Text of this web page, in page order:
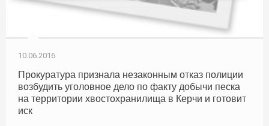
10.06.2016
Прокуратура признала незаконным отказ полиции
возбудить уголовное дело по факту добычи песка
на территории хвостохранилища в Керчи и готовит
иск